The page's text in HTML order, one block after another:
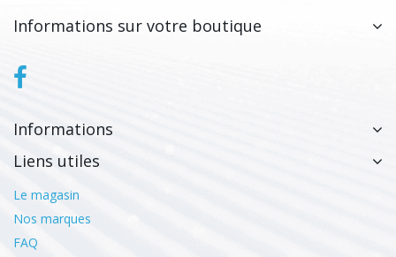
Informations sur votre boutique
Informations
Liens utiles
Le magasin
Nos marques
FAQ